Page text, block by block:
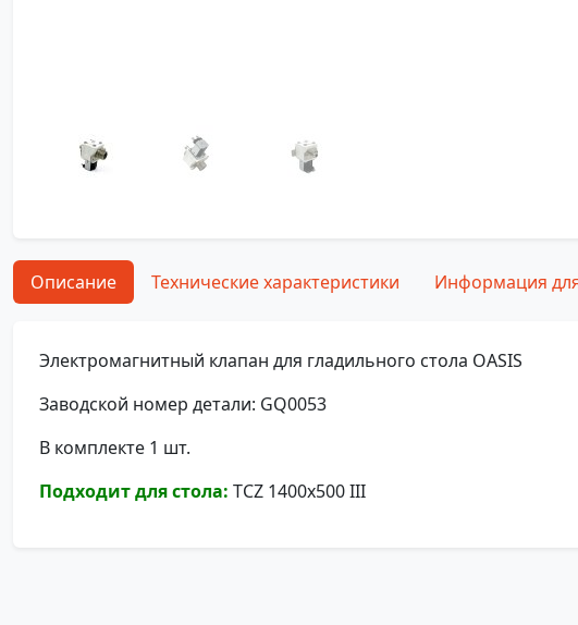
Описание Технические характеристики Информация
Электромагнитный клапан для гладильного стола OASIS
Заводской номер детали: GQ0053
В комплекте 1 шт.
Подходит для стола: TCZ 1400х500 III